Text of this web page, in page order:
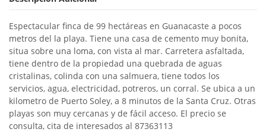
Espectacular finca de 99 hectáreas en Guanacaste a pocos
metros del la playa. Tiene una casa de cemento muy bonita,
situa sobre una loma, con vista al mar. Carretera asfaltada,
tiene dentro de la propiedad una quebrada de aguas
cristalinas, colinda con una salmuera, tiene todos los
servicios, agua, electricidad, potreros, un corral. Se ubica a un
kilometro de Puerto Soley, a 8 minutos de la Santa Cruz. Otras
playas son muy cercanas y de fácil acceso. El precio se
consulta, cita de interesados al 87363113